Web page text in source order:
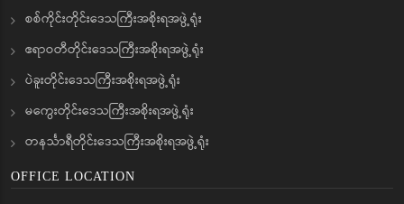
စစ်ကိုင်းတိုင်းဒေသကြီးအစိုးရအဖွဲ့ရုံး
ဧရာဝတီတိုင်းဒေသကြီးအစိုးရအဖွဲ့ရုံး
ပဲခူးတိုင်းဒေသကြီးအစိုးရအဖွဲ့ရုံး
မကွေးတိုင်းဒေသကြီးအစိုးရအဖွဲ့ရုံး
တနင်္သာရီတိုင်းဒေသကြီးအစိုးရအဖွဲ့ရုံး
OFFICE LOCATION